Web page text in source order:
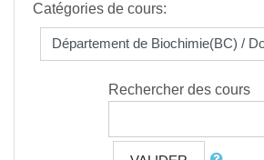
Catégories de cours:
Rechercher des cours